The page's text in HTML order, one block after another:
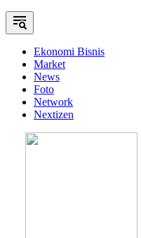
Ekonomi Bisnis
Market
News
Foto
Network
Nextizen